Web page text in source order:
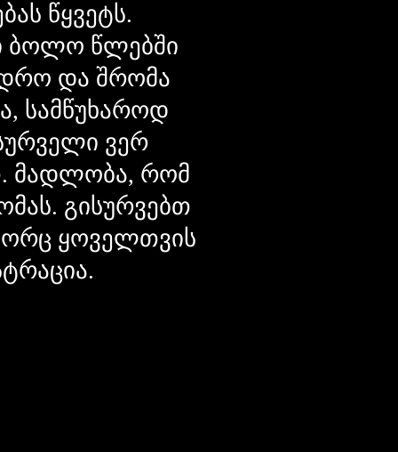
წყვეტს.
ბოლო წლებში
და შრომა
სამწუხაროდ
ვერ
მადლობა, რომ
გისურვებთ
ყოველთვის